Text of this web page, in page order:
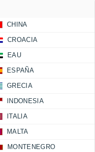
CHINA
CROACIA
EAU
ESPAÑA
GRECIA
INDONESIA
ITALIA
MALTA
MONTENEGRO